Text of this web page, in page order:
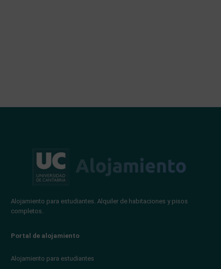
Alojamiento para estudiantes. Alquiler de habitaciones y pisos
completos.
Portal de alojamiento
Alojamiento para estudiantes